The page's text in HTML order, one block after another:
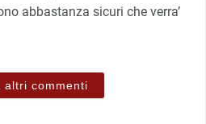
abbastanza sicuri che verra’
altri commenti